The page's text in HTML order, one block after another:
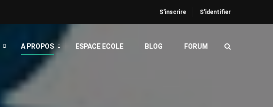
S'inscrire S'identifier
A PROPOS ESPACE ECOLE BLOG FORUM